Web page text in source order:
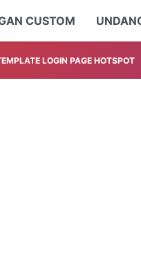
CUSTOM
LOGIN PAGE HOTSPOT